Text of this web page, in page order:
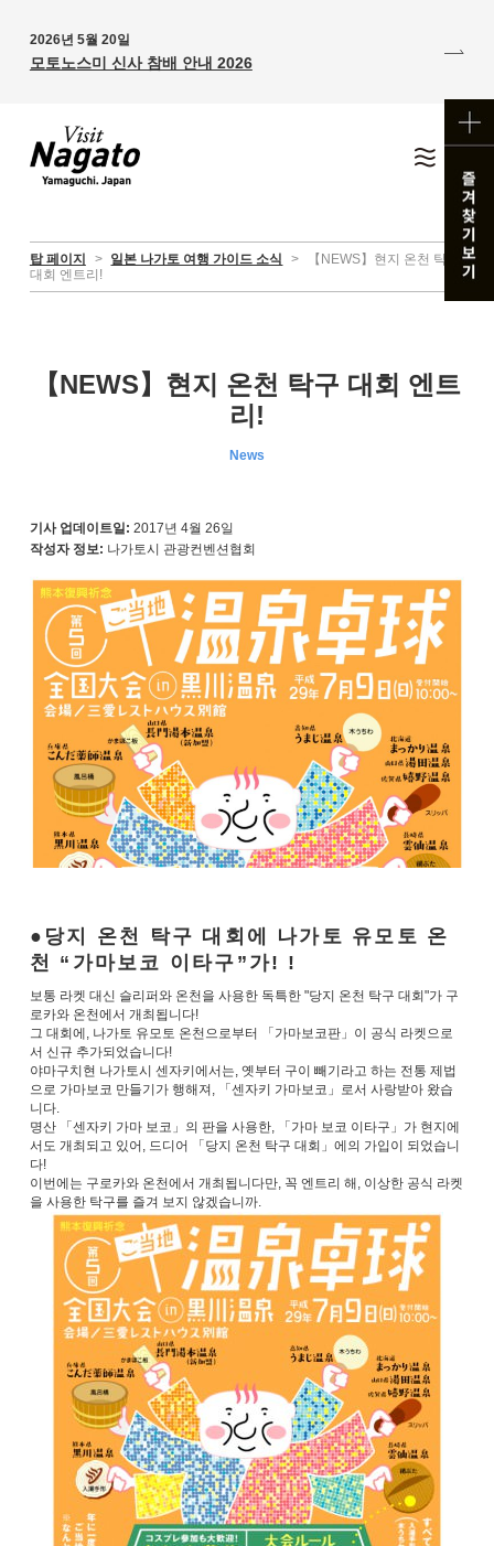
2026년 5월 20일
모토노스미 신사 참배 안내 2026
탑 페이지 > 일본 나가토 여행 가이드 소식 >
【NEWS】현지 온천 탁구
대회 엔트리!
【NEWS】현지 온천 탁구 대회 엔트
리!
News
기사 업데이트일: 2017년 4월 26일
작성자 정보: 나가토시 관광컨벤션협회
당지 온천 탁구 대회에 나가토 유모토 온
천 “가마보코 이타구”가! !
보통 라켓 대신 슬리퍼와 온천을 사용한 독특한 "당지 온천 탁구 대회"가 구
로카와 온천에서 개최됩니다!
그 대회에, 나가토 유모토 온천으로부터 「가마보코판」이 공식 라켓으로
서 신규 추가되었습니다!
야마구치현 나가토시 센자키에서는, 옛부터 구이 빼기라고 하는 전통 제법
으로 가마보코 만들기가 행해져, 「센자키 가마보코」로서 사랑받아 왔습
니다.
명산 「센자키 가마 보코」의 판을 사용한, 「가마 보코 이타구」가 현지에
서도 개최되고 있어, 드디어 「당지 온천 탁구 대회」에의 가입이 되었습니
다!
이번에는 구로카와 온천에서 개최됩니다만, 꼭 엔트리 해, 이상한 공식 라켓
을 사용한 탁구를 즐겨 보지 않겠습니까.